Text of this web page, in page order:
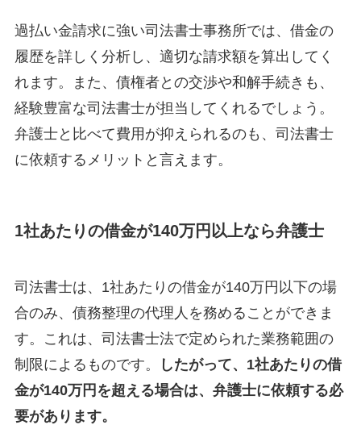
過払い金請求に強い司法書士事務所では、借金の
履歴を詳しく分析し、適切な請求額を算出してく
れます。また、債権者との交渉や和解手続きも、
経験豊富な司法書士が担当してくれるでしょう。
弁護士と比べて費用が抑えられるのも、司法書士
に依頼するメリットと言えます。
1社あたりの借金が140万円以上なら弁護士
司法書士は、1社あたりの借金が140万円以下の場
合のみ、債務整理の代理人を務めることができま
す。これは、司法書士法で定められた業務範囲の
制限によるものです。
したがって、1社あたりの借
金が140万円を超える場合は、弁護士に依頼する必
要があります。